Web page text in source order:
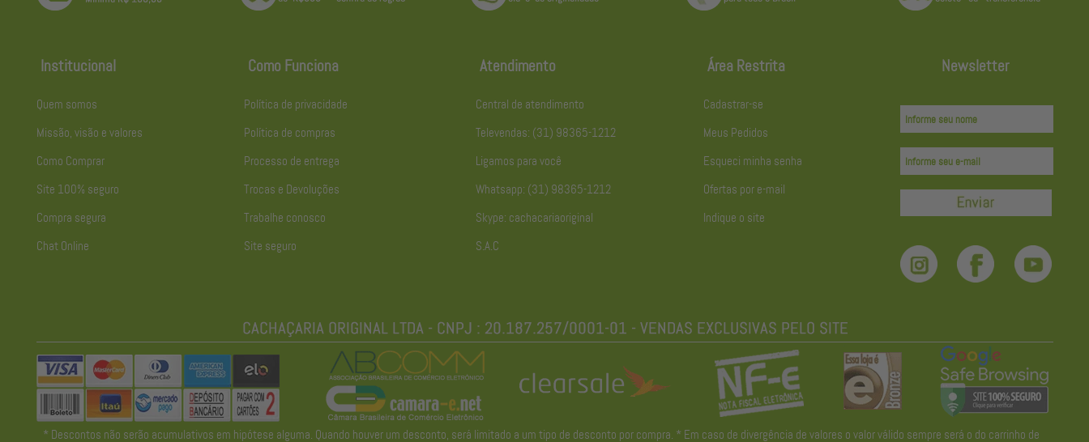
Institucional
Quem somos
Missão, visão e valores
Como Comprar
Site 100% seguro
Compra segura
Chat Online
Como Funciona
Política de privacidade
Política de compras
Processo de entrega
Trocas e Devoluções
Trabalhe conosco
Site seguro
Atendimento
Central de atendimento
Televendas: (31) 98365-1212
Ligamos para você
Whatsapp: (31) 98365-1212
Skype: cachacariaoriginal
S.A.C
Área Restrita
Cadastrar-se
Meus Pedidos
Esqueci minha senha
Ofertas por e-mail
Indique o site
Newsletter
* Descontos não serão acumulativos em hipótese alguma. Quando houver um desconto, será limitado a um tipo de desconto por compra. * Em caso de divergência de valores o valor válido sempre será o do carrinho de